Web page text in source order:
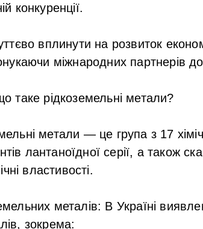
конкуренції.
вплинути на розвиток
міжнародних партнерів до
таке рідкоземельні метали?
метали — це група з 17
лантаноїдної серії, а також
властивості.
металів: В Україні
зокрема: